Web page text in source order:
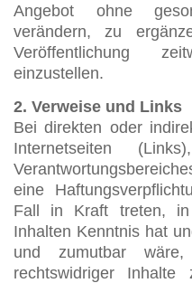
Angebot ohne
verändern, zu
Veröffentlichung
einzustellen.
2. Verweise und Links
Bei direkten oder
Internetseiten
eine
Fall in Kraft treten,
Inhalten Kenntnis hat
und zumutbar
rechtswidriger